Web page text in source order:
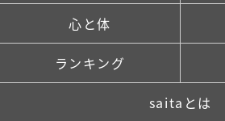
心と体
ランキング
saitaとは